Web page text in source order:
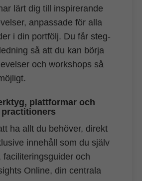
lärt dig till inspirerande
anpassade för alla
i din portfölj. Du får steg-
så att du kan börja
och workshops så
plattformar och
ha allt du behöver, direkt
innehåll som du själv
faciliteringsguider och
Online, din centrala